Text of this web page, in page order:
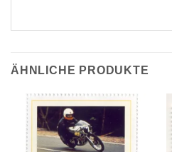
ÄHNLICHE PRODUKTE